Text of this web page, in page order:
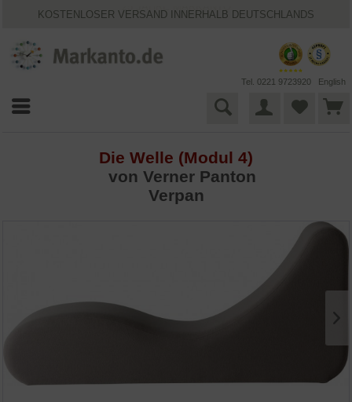
KOSTENLOSER VERSAND INNERHALB DEUTSCHLANDS
BESTPRICE-GARANTIE
Tel. 0221 9723920 English
Die Welle (Modul 4)
von Verner Panton
Verpan